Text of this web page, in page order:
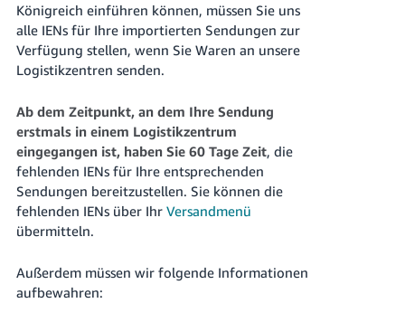
Königreich einführen können, müssen Sie uns
alle IENs für Ihre importierten Sendungen zur
Verfügung stellen, wenn Sie Waren an unsere
Logistikzentren senden.
Ab dem Zeitpunkt, an dem Ihre Sendung
erstmals in einem Logistikzentrum
eingegangen ist, haben Sie 60 Tage Zeit, die
fehlenden IENs für Ihre entsprechenden
Sendungen bereitzustellen. Sie können die
fehlenden IENs über Ihr Versandmenü
übermitteln.
Außerdem müssen wir folgende Informationen
aufbewahren: